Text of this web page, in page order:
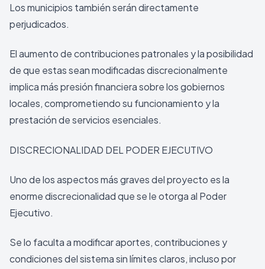
Los municipios también serán directamente
perjudicados.
El aumento de contribuciones patronales y la posibilidad
de que estas sean modificadas discrecionalmente
implica más presión financiera sobre los gobiernos
locales, comprometiendo su funcionamiento y la
prestación de servicios esenciales.
DISCRECIONALIDAD DEL PODER EJECUTIVO
Uno de los aspectos más graves del proyecto es la
enorme discrecionalidad que se le otorga al Poder
Ejecutivo.
Se lo faculta a modificar aportes, contribuciones y
condiciones del sistema sin límites claros, incluso por